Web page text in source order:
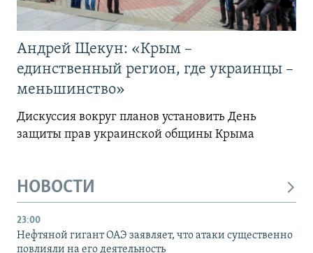
Андрей Щекун: «Крым –
единственный регион, где украинцы –
меньшинство»
Дискуссия вокруг планов установить День
защиты прав украинской общины Крыма
НОВОСТИ
23:00
Нефтяной гигант ОАЭ заявляет, что атаки существенно
повлияли на его деятельность